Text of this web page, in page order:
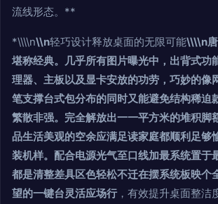
流线形态。**
*\\\\n\\n轻巧设计释放桌面的无限可能\\\\n
堪称经典。几乎所有图片曝光中，出背式功
理器、主板以及显卡安放的功劳，巧妙的像
笔支撑台式包分布的同时又能避免结构稀迫
繁散非强。完全解放出一一平方米的堆积脚
品生活美观的空余应满足读家庭都顺利足够
装机样。配合电源光气至口线加最系统置于
都是清整差具区色轻松不迁在摆系统板映个
望的一键台灵活应场行 ，有效提升桌面整洁